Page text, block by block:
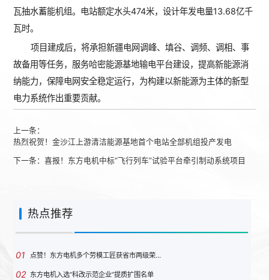
瓦抽水蓄能机组。电站额定水头474米，设计年发电量13.68亿千
瓦时。
项目建成后，将承担新疆电网调峰、填谷、调频、调相、事
故备用等任务，服务哈密能源基地输电平台建设，提高新能源消
纳能力，保障电网安全稳定运行，为构建以新能源为主体的新型
电力系统作出重要贡献。
上一条：
热烈祝贺！金沙江上游清洁能源基地首个电站全部机组投产发电
下一条：喜报！东方电机中标“飞行列车”试验平台牵引制动系统项目
热点推荐
01 点赞！东方电机多个劳模工匠获省市两级荣…
02 东方电机入选“科改示范企业”提质扩围名单